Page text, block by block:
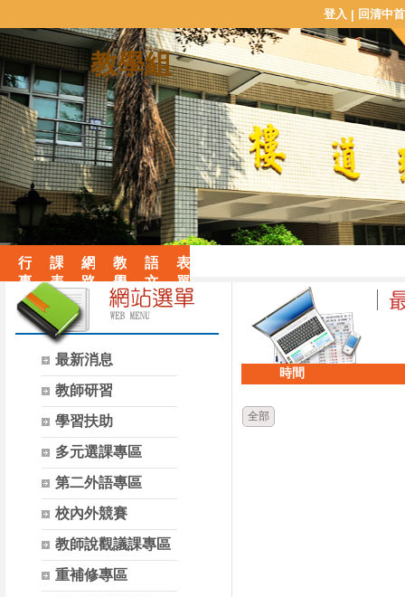
登入 | 回清中
教學組
行
事
曆
課
表
詢
網
路
統
與
平
台
教
學
特
色
活
語
文
藝
能
競
表
單
下
最新消息
教師研習
學習扶助
多元選課專區
第二外語專區
校內外競賽
教師說觀議課專區
重補修專區
時間
全部